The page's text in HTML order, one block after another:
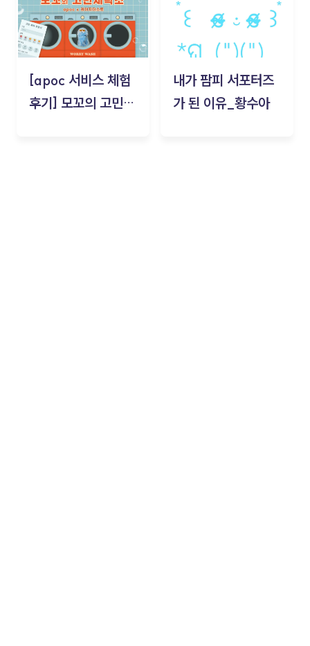
[apoc 서비스 체험
후기] 모꼬의 고민세
내가 팜피 서포터즈
가 된 이유_황수아